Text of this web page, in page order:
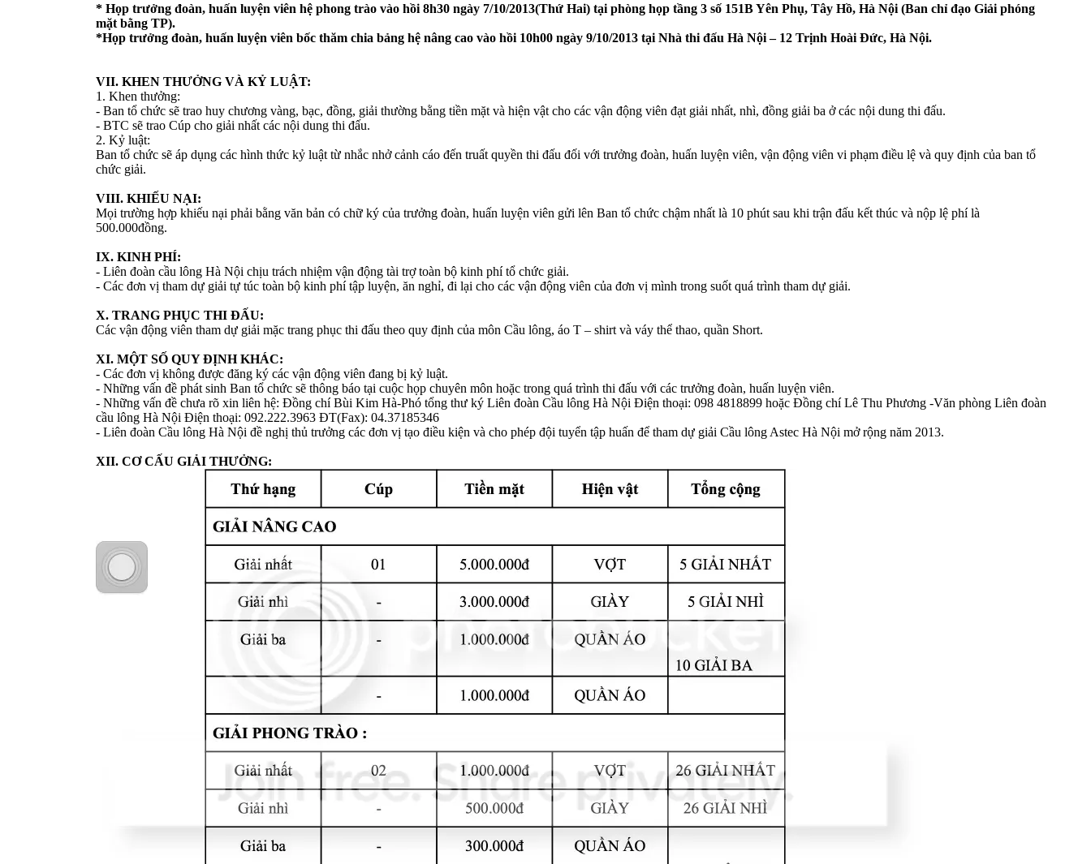
* Họp trưởng đoàn, huấn luyện viên hệ phong trào vào hồi 8h30 ngày 7/10/2013(Thứ Hai) tại phòng họp tầng 3 số 151B Yên Phụ, Tây Hồ, Hà Nội (Ban chỉ đạo Giải phóng
mặt bằng TP).
*Họp trưởng đoàn, huấn luyện viên bốc thăm chia bảng hệ nâng cao vào hồi 10h00 ngày 9/10/2013 tại Nhà thi đấu Hà Nội – 12 Trịnh Hoài Đức, Hà Nội.
VII. KHEN THƯỞNG VÀ KỶ LUẬT:
1. Khen thưởng:
- Ban tổ chức sẽ trao huy chương vàng, bạc, đồng, giải thường bằng tiền mặt và hiện vật cho các vận động viên đạt giải nhất, nhì, đồng giải ba ở các nội dung thi đấu.
- BTC sẽ trao Cúp cho giải nhất các nội dung thi đấu.
2. Kỷ luật:
Ban tổ chức sẽ áp dụng các hình thức kỷ luật từ nhắc nhở cảnh cáo đến truất quyền thi đấu đối với trưởng đoàn, huấn luyện viên, vận động viên vi phạm điều lệ và quy định của ban tổ
chức giải.
VIII. KHIẾU NẠI:
Mọi trường hợp khiếu nại phải bằng văn bản có chữ ký của trưởng đoàn, huấn luyện viên gửi lên Ban tổ chức chậm nhất là 10 phút sau khi trận đấu kết thúc và nộp lệ phí là
500.000đồng.
IX. KINH PHÍ:
- Liên đoàn cầu lông Hà Nội chịu trách nhiệm vận động tài trợ toàn bộ kinh phí tổ chức giải.
- Các đơn vị tham dự giải tự túc toàn bộ kinh phí tập luyện, ăn nghỉ, đi lại cho các vận động viên của đơn vị mình trong suốt quá trình tham dự giải.
X. TRANG PHỤC THI ĐẤU:
Các vận động viên tham dự giải mặc trang phục thi đấu theo quy định của môn Cầu lông, áo T – shirt và váy thể thao, quần Short.
XI. MỘT SỐ QUY ĐỊNH KHÁC:
- Các đơn vị không được đăng ký các vận động viên đang bị kỷ luật.
- Những vấn đề phát sinh Ban tổ chức sẽ thông báo tại cuộc họp chuyên môn hoặc trong quá trình thi đấu với các trưởng đoàn, huấn luyện viên.
- Những vấn đề chưa rõ xin liên hệ: Đồng chí Bùi Kim Hà-Phó tổng thư ký Liên đoàn Cầu lông Hà Nội Điện thoại: 098 4818899 hoặc Đồng chí Lê Thu Phương -Văn phòng Liên đoàn
cầu lông Hà Nội Điện thoại: 092.222.3963 ĐT(Fax): 04.37185346
- Liên đoàn Cầu lông Hà Nội đề nghị thủ trưởng các đơn vị tạo điều kiện và cho phép đội tuyển tập huấn để tham dự giải Cầu lông Astec Hà Nội mở rộng năm 2013.
XII. CƠ CẤU GIẢI THƯỞNG: